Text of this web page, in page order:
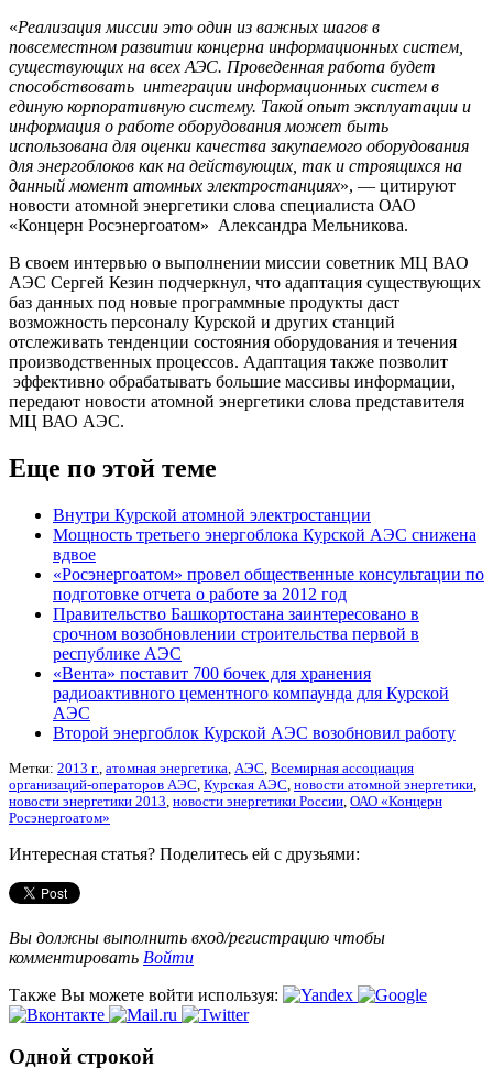
«Реализация миссии это один из важных шагов в
повсеместном развитии концерна информационных систем,
существующих на всех АЭС. Проведенная работа будет
способствовать интеграции информационных систем в
единую корпоративную систему. Такой опыт эксплуатации и
информация о работе оборудования может быть
использована для оценки качества закупаемого оборудования
для энергоблоков как на действующих, так и строящихся на
данный момент атомных электростанциях», — цитируют
новости атомной энергетики слова специалиста ОАО
«Концерн Росэнергоатом» Александра Мельникова.
В своем интервью о выполнении миссии советник МЦ ВАО
АЭС Сергей Кезин подчеркнул, что адаптация существующих
баз данных под новые программные продукты даст
возможность персоналу Курской и других станций
отслеживать тенденции состояния оборудования и течения
производственных процессов. Адаптация также позволит
эффективно обрабатывать большие массивы информации,
передают новости атомной энергетики слова представителя
МЦ ВАО АЭС.
Еще по этой теме
Внутри Курской атомной электростанции
Мощность третьего энергоблока Курской АЭС снижена
вдвое
«Росэнергоатом» провел общественные консультации по
подготовке отчета о работе за 2012 год
Правительство Башкортостана заинтересовано в
срочном возобновлении строительства первой в
республике АЭС
«Вента» поставит 700 бочек для хранения
радиоактивного цементного компаунда для Курской
АЭС
Второй энергоблок Курской АЭС возобновил работу
Метки: 2013 г. атомная энергетика АЭС Всемирная ассоциация
организаций-операторов АЭС Курская АЭС новости атомной энергетики
новости энергетики 2013 новости энергетики России ОАО «Концерн
Росэнергоатом»
Интересная статья? Поделитесь ей с друзьями:
Вы должны выполнить вход/регистрацию чтобы
комментировать Войти
Также Вы можете войти используя:
Одной строкой